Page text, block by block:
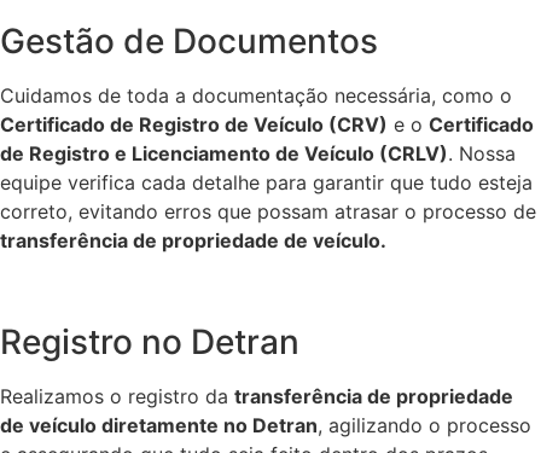
Gestão de Documentos
Cuidamos de toda a documentação necessária, como o
Certificado de Registro de Veículo (CRV) e o Certificado
de Registro e Licenciamento de Veículo (CRLV). Nossa
equipe verifica cada detalhe para garantir que tudo esteja
correto, evitando erros que possam atrasar o processo de
transferência de propriedade de veículo.
Registro no Detran
Realizamos o registro da transferência de propriedade
de veículo diretamente no Detran, agilizando o processo